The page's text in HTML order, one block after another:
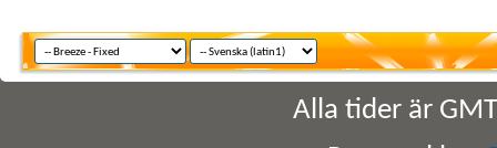
Alla tider är